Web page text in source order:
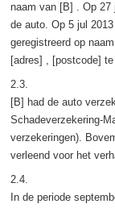
naam van [B] . Op 27
de auto. Op 5 jul
geregistreerd op
[adres] , [postcode]
2.3.
[B] had de auto
Schadeverzekering-
verzekeringen).
verleend voor het
2.4.
In de periode